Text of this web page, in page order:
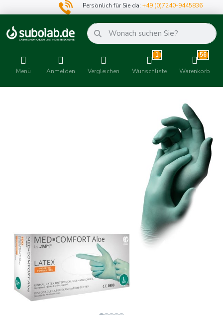
Persönlich für Sie da:+49 (0)7240-9445836
Menü Anmelden Vergleichen
1
Wunschliste
56
Warenkorb